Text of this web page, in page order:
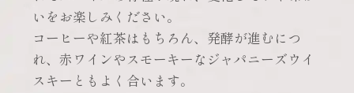
いをお楽しみください。
コーヒーや紅茶はもちろん、発酵が進むにつ
れ、赤ワインやスモーキーなジャパニーズウイ
スキーともよく合います。